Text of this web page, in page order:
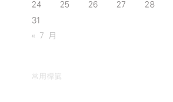
24
25 26 27 28
31
« 7 月
常用標籤